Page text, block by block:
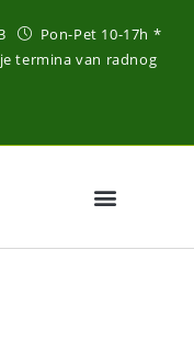
Pon-Pet 10-17h *
termina van radnog